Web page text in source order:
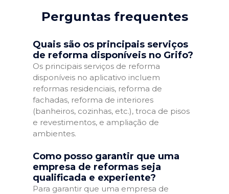
Perguntas frequentes
Quais são os principais serviços
de reforma disponíveis no Grifo?
Os principais serviços de reforma
disponíveis no aplicativo incluem
reformas residenciais, reforma de
fachadas, reforma de interiores
(banheiros, cozinhas, etc.), troca de pisos
e revestimentos, e ampliação de
ambientes.
Como posso garantir que uma
empresa de reformas seja
qualificada e experiente?
Para garantir que uma empresa de